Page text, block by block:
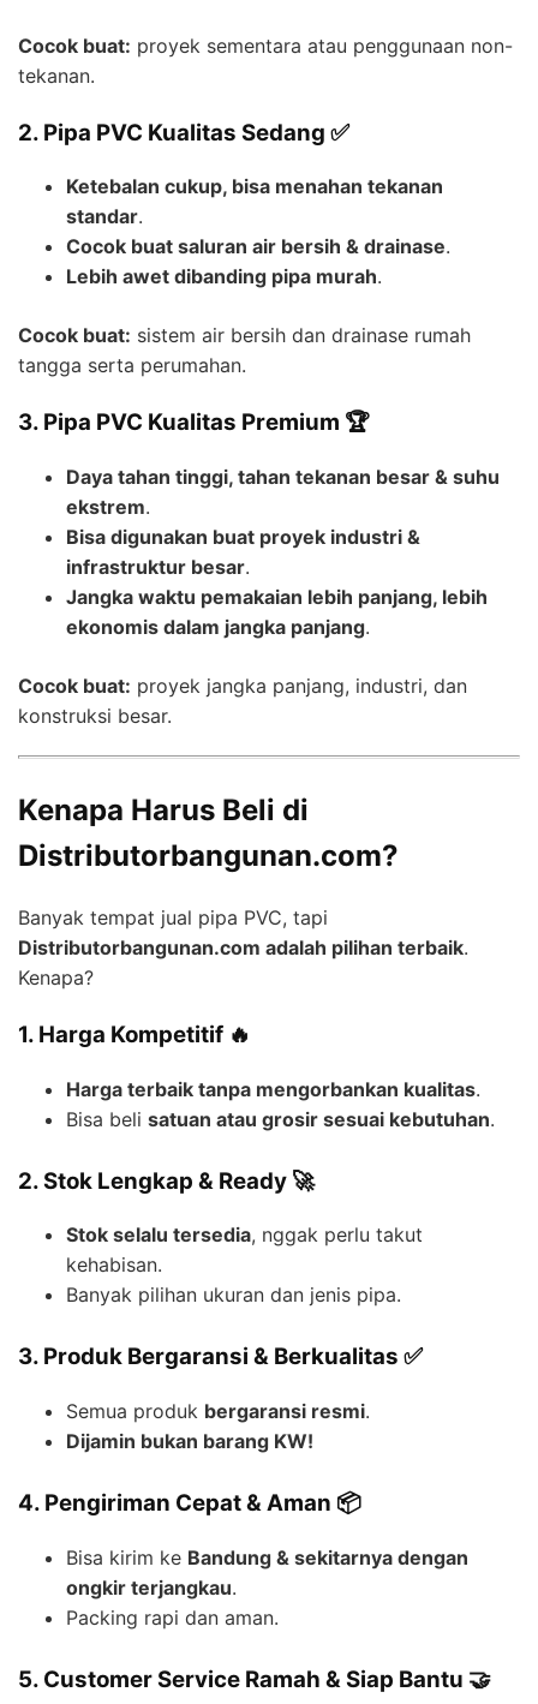
Cocok buat: proyek sementara atau penggunaan non-
tekanan.
2. Pipa PVC Kualitas Sedang ✅
Ketebalan cukup, bisa menahan tekanan
standar.
Cocok buat saluran air bersih & drainase.
Lebih awet dibanding pipa murah.
Cocok buat: sistem air bersih dan drainase rumah
tangga serta perumahan.
3. Pipa PVC Kualitas Premium 🏆
Daya tahan tinggi, tahan tekanan besar & suhu
ekstrem.
Bisa digunakan buat proyek industri &
infrastruktur besar.
Jangka waktu pemakaian lebih panjang, lebih
ekonomis dalam jangka panjang.
Cocok buat: proyek jangka panjang, industri, dan
konstruksi besar.
Kenapa Harus Beli di
Distributorbangunan.com?
Banyak tempat jual pipa PVC, tapi
Distributorbangunan.com adalah pilihan terbaik.
Kenapa?
1. Harga Kompetitif 🔥
Harga terbaik tanpa mengorbankan kualitas.
Bisa beli satuan atau grosir sesuai kebutuhan.
2. Stok Lengkap & Ready 🚀
Stok selalu tersedia, nggak perlu takut
kehabisan.
Banyak pilihan ukuran dan jenis pipa.
3. Produk Bergaransi & Berkualitas ✅
Semua produk bergaransi resmi.
Dijamin bukan barang KW!
4. Pengiriman Cepat & Aman 📦
Bisa kirim ke Bandung & sekitarnya dengan
ongkir terjangkau.
Packing rapi dan aman.
5. Customer Service Ramah & Siap Bantu 🤝